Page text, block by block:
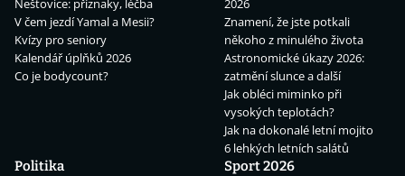
Neštovice: příznaky, léčba
V čem jezdí Yamal a Mesii?
Kvízy pro seniory
Kalendář úplňků 2026
Co je bodycount?
2026
Znamení, že jste potkali
někoho z minulého života
Astronomické úkazy 2026:
zatmění slunce a další
Jak obléci miminko při
vysokých teplotách?
Jak na dokonalé letní mojito
6 lehkých letních salátů
Politika
Sport 2026